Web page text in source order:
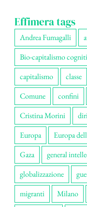
Effimera tags
Andrea Fumagalli
Bio-capitalismo
capitalismo
classe
Comune
confini
Cristina Morini
Europa
Europa
Gaza
general
globalizzazione
migranti
Milano